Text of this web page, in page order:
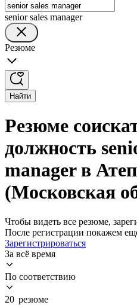
senior sales manager
Резюме
Найти
Резюме
должность
manager в
(Московская
Чтобы видеть все резюме,
После регистрации покажем
Зарегистрироваться
За всё время
По соответствию
20 резюме